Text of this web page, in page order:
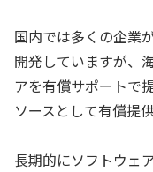
国内では多くの企業
開発していますが、
アを有償サポートで
ソースとして有償提
長期的にソフトウェ